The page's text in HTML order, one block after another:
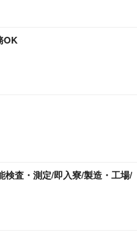
OK
検査・測定/即入寮/製造・工場/